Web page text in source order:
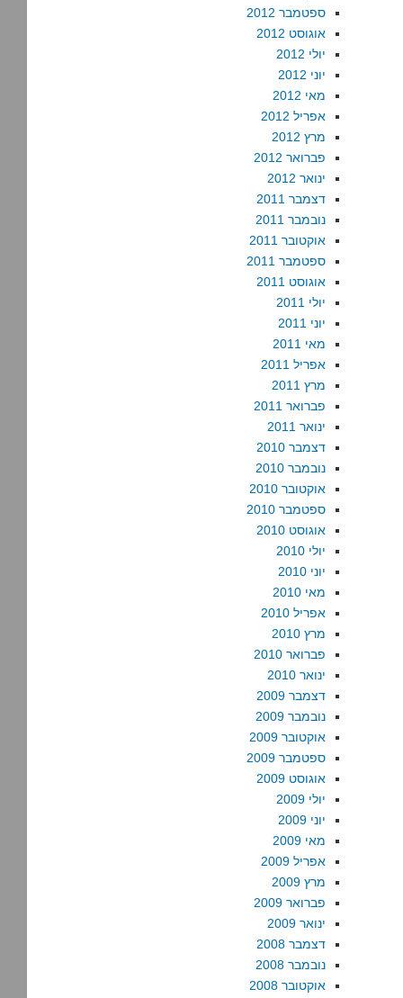
ספטמבר 2012
אוגוסט 2012
יולי 2012
יוני 2012
מאי 2012
אפריל 2012
מרץ 2012
פברואר 2012
ינואר 2012
דצמבר 2011
נובמבר 2011
אוקטובר 2011
ספטמבר 2011
אוגוסט 2011
יולי 2011
יוני 2011
מאי 2011
אפריל 2011
מרץ 2011
פברואר 2011
ינואר 2011
דצמבר 2010
נובמבר 2010
אוקטובר 2010
ספטמבר 2010
אוגוסט 2010
יולי 2010
יוני 2010
מאי 2010
אפריל 2010
מרץ 2010
פברואר 2010
ינואר 2010
דצמבר 2009
נובמבר 2009
אוקטובר 2009
ספטמבר 2009
אוגוסט 2009
יולי 2009
יוני 2009
מאי 2009
אפריל 2009
מרץ 2009
פברואר 2009
ינואר 2009
דצמבר 2008
נובמבר 2008
אוקטובר 2008